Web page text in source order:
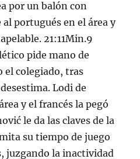
por un balón con
al portugués en el área y
21:11Min.9
pide mano de
el colegiado, tras
Lodi de
y el francés la pegó
le da las claves de la
su tiempo de juego
juzgando la inactividad